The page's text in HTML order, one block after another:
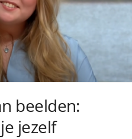
beelden:
jezelf